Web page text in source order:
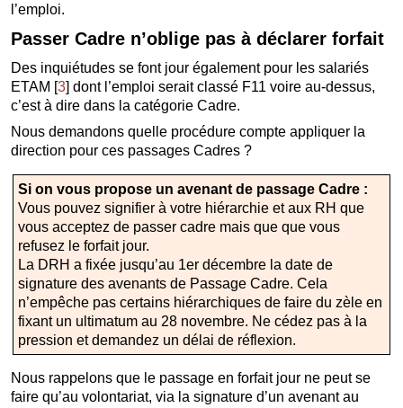
l’emploi.
Passer Cadre n’oblige pas à déclarer forfait
Des inquiétudes se font jour également pour les salariés
ETAM [3] dont l’emploi serait classé F11 voire au-dessus,
c’est à dire dans la catégorie Cadre.
Nous demandons quelle procédure compte appliquer la
direction pour ces passages Cadres ?
Si on vous propose un avenant de passage Cadre :
Vous pouvez signifier à votre hiérarchie et aux RH que
vous acceptez de passer cadre mais que que vous
refusez le forfait jour.
La DRH a fixée jusqu’au 1er décembre la date de
signature des avenants de Passage Cadre. Cela
n’empêche pas certains hiérarchiques de faire du zèle en
fixant un ultimatum au 28 novembre. Ne cédez pas à la
pression et demandez un délai de réflexion.
Nous rappelons que le passage en forfait jour ne peut se
faire qu’au volontariat, via la signature d’un avenant au